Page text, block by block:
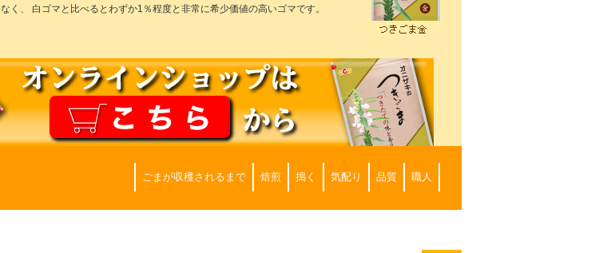
なく、 白ゴマと比べるとわずか1％程度と非常に希少価値の高いゴマです。
ごまが収穫されるまで 焙煎 搗く 気配り 品質 職人